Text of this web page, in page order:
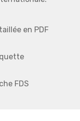
en PDF
FDS